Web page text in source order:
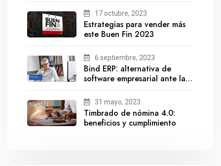
17 octubre, 2023
Estrategias para vender más
este Buen Fin 2023
6 septiembre, 2023
Bind ERP: alternativa de
software empresarial ante la
31 mayo, 2023
Timbrado de nómina 4.0:
beneficios y cumplimiento